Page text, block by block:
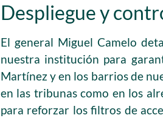
Despliegue y
El general Miguel Camelo
nuestra institución para
Martínez y en los barrios de
en las tribunas como en los
para reforzar los filtros de